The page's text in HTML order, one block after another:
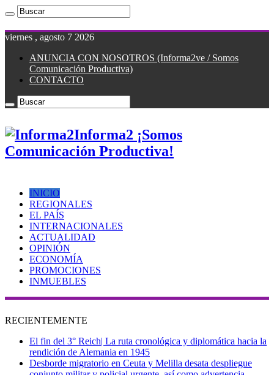
viernes , agosto 7 2026
ANUNCIA CON NOSOTROS (Informa2ve / Somos
Comunicación Productiva)
CONTACTO
Informa2 ¡Somos
Comunicación Productiva!
INICIO
REGIONALES
EL PAÍS
INTERNACIONALES
ACTUALIDAD
OPINIÓN
ECONOMÍA
PROMOCIONES
INMUEBLES
RECIENTEMENTE
El fin del 3° Reich| La ruta cronológica y diplomática hacia la
rendición de Alemania en 1945
Desborde migratorio en Ceuta y Melilla desata despliegue